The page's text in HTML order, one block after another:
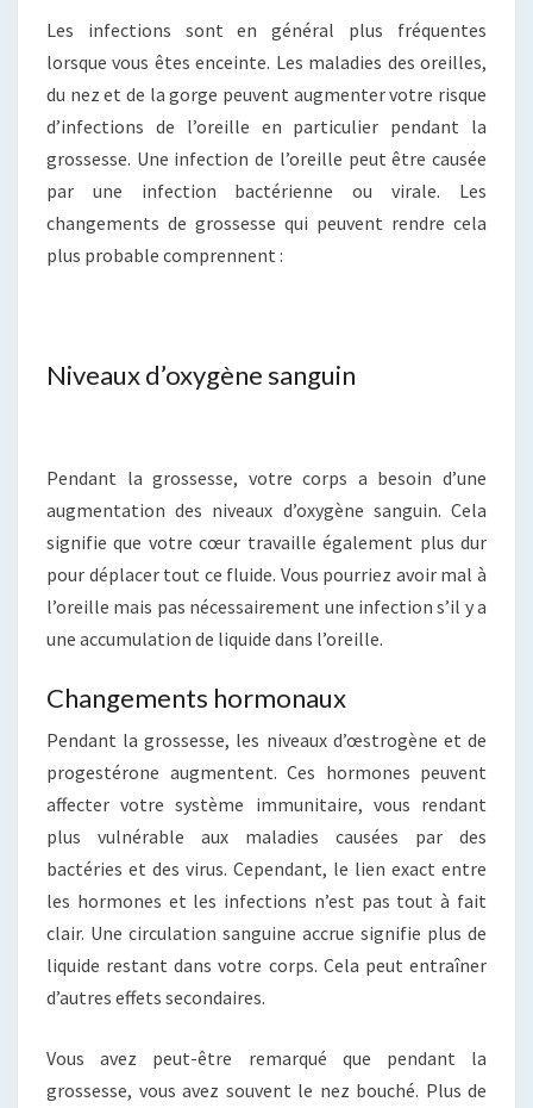
Les infections sont en général plus fréquentes
lorsque vous êtes enceinte. Les maladies des oreilles,
du nez et de la gorge peuvent augmenter votre risque
d’infections de l’oreille en particulier pendant la
grossesse. Une infection de l’oreille peut être causée
par une infection bactérienne ou virale. Les
changements de grossesse qui peuvent rendre cela
plus probable comprennent :
Niveaux d’oxygène sanguin
Pendant la grossesse, votre corps a besoin d’une
augmentation des niveaux d’oxygène sanguin. Cela
signifie que votre cœur travaille également plus dur
pour déplacer tout ce fluide. Vous pourriez avoir mal à
l’oreille mais pas nécessairement une infection s’il y a
une accumulation de liquide dans l’oreille.
Changements hormonaux
Pendant la grossesse, les niveaux d’œstrogène et de
progestérone augmentent. Ces hormones peuvent
affecter votre système immunitaire, vous rendant
plus vulnérable aux maladies causées par des
bactéries et des virus. Cependant, le lien exact entre
les hormones et les infections n’est pas tout à fait
clair. Une circulation sanguine accrue signifie plus de
liquide restant dans votre corps. Cela peut entraîner
d’autres effets secondaires.
Vous avez peut-être remarqué que pendant la
grossesse, vous avez souvent le nez bouché. Plus de